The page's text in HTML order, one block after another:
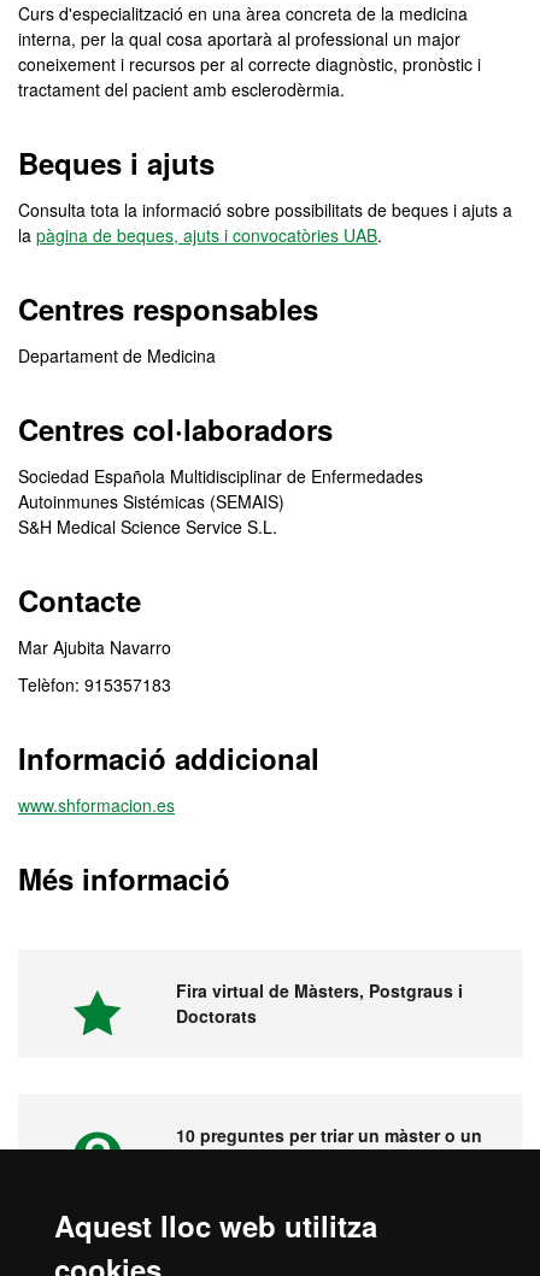
Aquest lloc web utilitza
Curs d'especialització en una àrea concreta de la medicina
interna, per la qual cosa aportarà al professional un major
coneixement i recursos per al correcte diagnòstic, pronòstic i
tractament del pacient amb esclerodèrmia.
Beques i ajuts
Consulta tota la informació sobre possibilitats de beques i ajuts a
la pàgina de beques, ajuts i convocatòries UAB.
Centres responsables
Departament de Medicina
Centres col·laboradors
Sociedad Española Multidisciplinar de Enfermedades
Autoinmunes Sistémicas (SEMAIS)
S&H Medical Science Service S.L.
Contacte
Mar Ajubita Navarro
Telèfon: 915357183
Informació addicional
www.shformacion.es
Més informació
Fira virtual de Màsters, Postgraus i
Doctorats
10 preguntes per triar un màster o un